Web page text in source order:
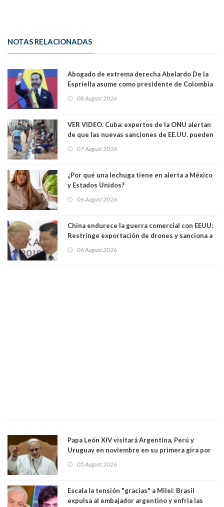
NOTAS RELACIONADAS
Abogado de extrema derecha Abelardo De la
Espriella asume como presidente de Colombia
08 August 2026
VER VIDEO. Cuba: expertos de la ONU alertan
de que las nuevas sanciones de EE.UU. pueden
07 August 2026
¿Por qué una lechuga tiene en alerta a México
y Estados Unidos?
06 August 2026
China endurece la guerra comercial con EEUU:
Restringe exportación de drones y sanciona a
06 August 2026
Papa León XIV visitará Argentina, Perú y
Uruguay en noviembre en su primera gira por
05 August 2026
Escala la tensión "gracias" a Milei: Brasil
expulsa al embajador argentino y enfria las